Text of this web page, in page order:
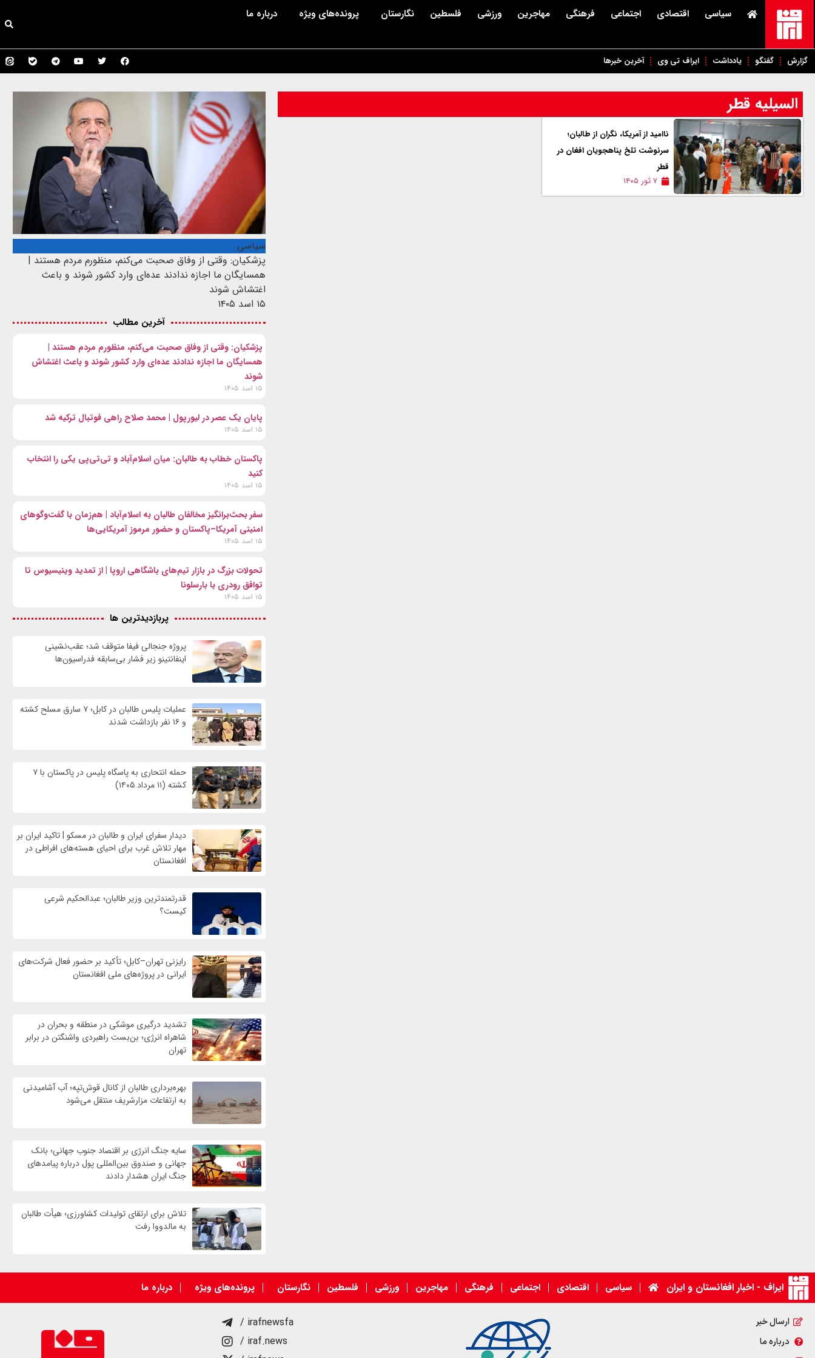
سیاسی اقتصادی اجتماعی فرهنگی مهاجرین ورزشی فلسطین نگارستان پرونده‌های ویژه درباره ما
گزارش گفتگو یادداشت ایراف تی وی آخرین خبرها
السیلیه قطر
ناامید از آمریکا، نگران از طالبان؛
سرنوشت تلخ پناهجویان افغان در
قطر
۷ ثور ۱۴۰۵
سیاسی
پزشکیان: وقتی از وفاق صحبت می‌کنم، منظورم مردم هستند |
همسایگان ما اجازه ندادند عده‌ای وارد کشور شوند و باعث
اغتشاش شوند
۱۵ اسد ۱۴۰۵
آخرین مطالب
پزشکیان: وقتی از وفاق صحبت می‌کنم، منظورم مردم هستند |
همسایگان ما اجازه ندادند عده‌ای وارد کشور شوند و باعث اغتشاش
شوند
۱۵ اسد ۱۴۰۵
پایان یک عصر در لیورپول | محمد صلاح راهی فوتبال ترکیه شد
۱۵ اسد ۱۴۰۵
پاکستان خطاب به طالبان: میان اسلام‌آباد و تی‌تی‌پی یکی را انتخاب
کنید
۱۵ اسد ۱۴۰۵
سفر بحث‌برانگیز مخالفان طالبان به اسلام‌آباد | هم‌زمان با گفت‌وگوهای
امنیتی آمریکا–پاکستان و حضور مرموز آمریکایی‌ها
۱۵ اسد ۱۴۰۵
تحولات بزرگ در بازار تیم‌های باشگاهی اروپا | از تمدید وینیسیوس تا
توافق رودری با بارسلونا
۱۵ اسد ۱۴۰۵
پربازدیدترین ها
پروژه جنجالی فیفا متوقف شد؛ عقب‌نشینی
اینفانتینو زیر فشار بی‌سابقه فدراسیون‌ها
عملیات پلیس طالبان در کابل؛ ۷ سارق مسلح کشته
و ۱۶ نفر بازداشت شدند
حمله انتحاری به پاسگاه پلیس در پاکستان با ۷
کشته (۱۱ مرداد ۱۴۰۵)
دیدار سفرای ایران و طالبان در مسکو | تاکید ایران بر
مهار تلاش‌ غرب برای احیای هسته‌های افراطی در
افغانستان
قدرتمندترین وزیر طالبان؛ عبدالحکیم شرعی
کیست؟
رایزنی تهران–کابل؛ تأکید بر حضور فعال شرکت‌های
ایرانی در پروژه‌های ملی افغانستان
تشدید درگیری موشکی در منطقه و بحران در
شاهراه انرژی؛ بن‌بست راهبردی واشنگتن در برابر
تهران
بهره‌برداری طالبان از کانال قوش‌تپه؛ آب آشامیدنی
به ارتفاعات مزارشریف منتقل می‌شود
سایه جنگ انرژی بر اقتصاد جنوب جهانی؛ بانک
جهانی و صندوق بین‌المللی پول درباره پیامدهای
جنگ ایران هشدار دادند
تلاش برای ارتقای تولیدات کشاورزی؛ هیأت طالبان
به مالدووا رفت
ایراف - اخبار افغانستان و ایران سیاسی اقتصادی اجتماعی فرهنگی مهاجرین ورزشی فلسطین نگارستان پرونده‌های ویژه درباره ما
ارسال خبر
درباره ما
/ irafnewsfa
/ iraf.news